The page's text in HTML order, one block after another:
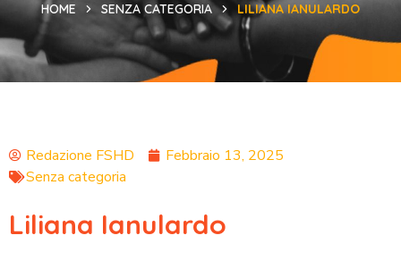
HOME SENZA CATEGORIA LILIANA IANULARDO
Redazione FSHD
Febbraio 13, 2025
Senza categoria
Liliana Ianulardo